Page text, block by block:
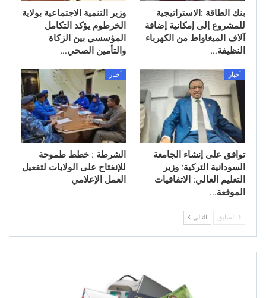
بنك الطاقة :الاستراتيجية
للمشروع إلى إمكانية إضافة
آلاف الميغاواط من الكهرباء
النظيفة…
وزير التنمية الاجتماعية بولاية
الخرطوم يؤكد التكامل
المؤسسي بين الزكاة
والتأمين الصحي…
أخبار
توافق على إنشاء الجامعة
السودانية التركية: وزير
التعليم العالي: الاتفاقيات
الموقعة…
أخبار
الشرطة : خطط طموحة
للإنفتاح على الولايات لتفعيل
العمل الإعلامي
السابق التالي